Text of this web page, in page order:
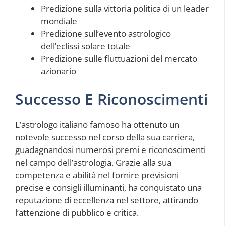
Predizione sulla vittoria politica di un leader
mondiale
Predizione sull’evento astrologico
dell’eclissi solare totale
Predizione sulle fluttuazioni del mercato
azionario
Successo E Riconoscimenti
L’astrologo italiano famoso ha ottenuto un
notevole successo nel corso della sua carriera,
guadagnandosi numerosi premi e riconoscimenti
nel campo dell’astrologia. Grazie alla sua
competenza e abilità nel fornire previsioni
precise e consigli illuminanti, ha conquistato una
reputazione di eccellenza nel settore, attirando
l’attenzione di pubblico e critica.